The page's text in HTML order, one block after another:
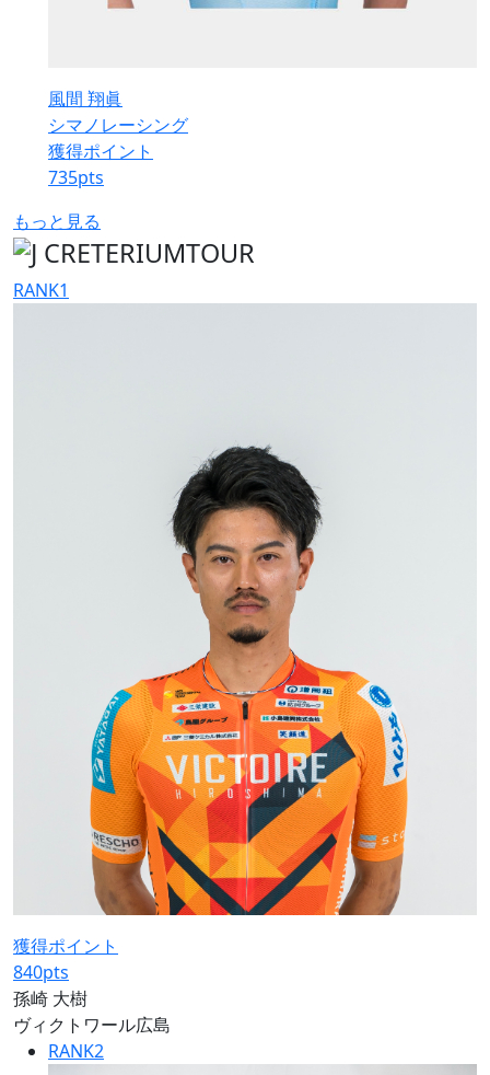
風間 翔眞
シマノレーシング
獲得ポイント
735pts
もっと見る
RANK1
獲得ポイント
840pts
孫崎 大樹
ヴィクトワール広島
RANK2